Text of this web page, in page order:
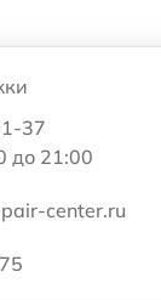
37
до 21:00
center.ru